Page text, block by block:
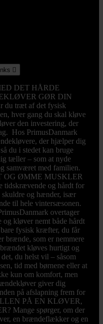

DET HÅRDE
GØR DIN
træt af det fysisk
hver gang du skal kløve
den investering, der
Hos PrimusDanmark
der hjælper dig
du i stedet kan bruge
tæller – som at nyde
samværet med familien.
OG ØMME MUSKLER
tidskrævende og hårdt for
skuldre og hænder, især
til hele vintersæsonen.
overtager
og kløver nemt både hårdt
fysisk kræfter, du får
brænde, som er nemmere
kløves hurtigt og
du helst vil – såsom
tid med børnene eller at
kun om komfort, men
giver dig
på afslapning frem for
PÅ EN KLØVER,
Mange spørger, om der
en brændeflækker og en